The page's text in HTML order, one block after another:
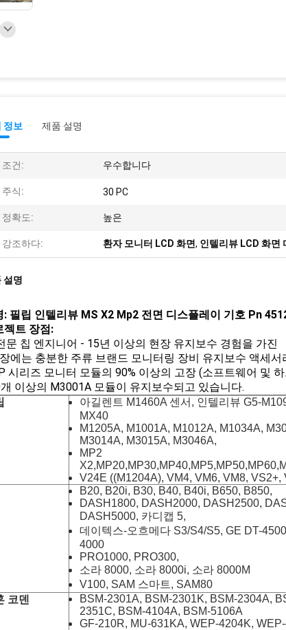
정보 제품 설명
조건: 우수합니다
주식: 30 PC
정확도: 높은
강조하다: 환자 모니터 LCD 화면, 인텔리뷰 LCD 화면
설명
: 필립 인텔리뷰 MS X2 Mp2 전면 디스플레이 기호 Pn
젝트 장점:
문 칩 엔지니어 - 15년 이상의 현장 유지보수 경험을 가진
에는 충분한 주류 브랜드 모니터링 장비 유지보수 액세
시리즈 모니터 모듈의 90% 이상의 고장 (소프트웨어 및
이상의 M3001A 모듈이 유지보수되고 있습니다.
아길렌트 M1460A 센서, 인텔리뷰 G5-
MX40
M1205A, M1001A, M1012A, M1034A,
M3014A, M3015A, M3046A,
MP2
V24E ((M1204A), VM4, VM6, VM8, VS2+,
B20, B20i, B30, B40, B40i, B650, B850,
DASH1800, DASH2000, DASH2500,
DASH5000, 카디캡 5,
데이텍스-오흐메다 S3/S4/S5, GE DT-
4000
PRO1000, PRO300,
소라 8000, 소라 8000i, 소라 8000M
V100, SAM 스마트, SAM80
코덴
BSM-2301A, BSM-2301K, BSM-2304A,
2351C, BSM-4104A, BSM-5106A
GF-210R, MU-631KA, WEP-4204K,